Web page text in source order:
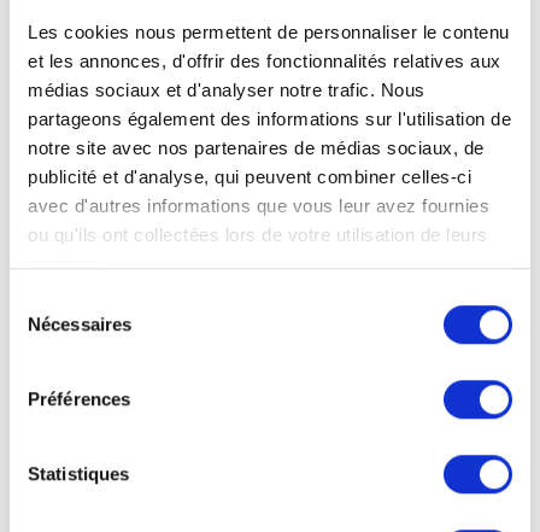
Les cookies nous permettent de personnaliser le contenu
et les annonces, d'offrir des fonctionnalités relatives aux
médias sociaux et d'analyser notre trafic. Nous
partageons également des informations sur l'utilisation de
notre site avec nos partenaires de médias sociaux, de
publicité et d'analyse, qui peuvent combiner celles-ci
avec d'autres informations que vous leur avez fournies
ou qu'ils ont collectées lors de votre utilisation de leurs
services.
Nécessaires
Préférences
Statistiques
Formats spéciaux